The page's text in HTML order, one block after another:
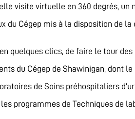
visite virtuelle en 360 degrés,
du Cégep mis à la disposition de
quelques clics, de faire le tour
du Cégep de Shawinigan, dont
de Soins préhospitaliers
programmes de Techniques de